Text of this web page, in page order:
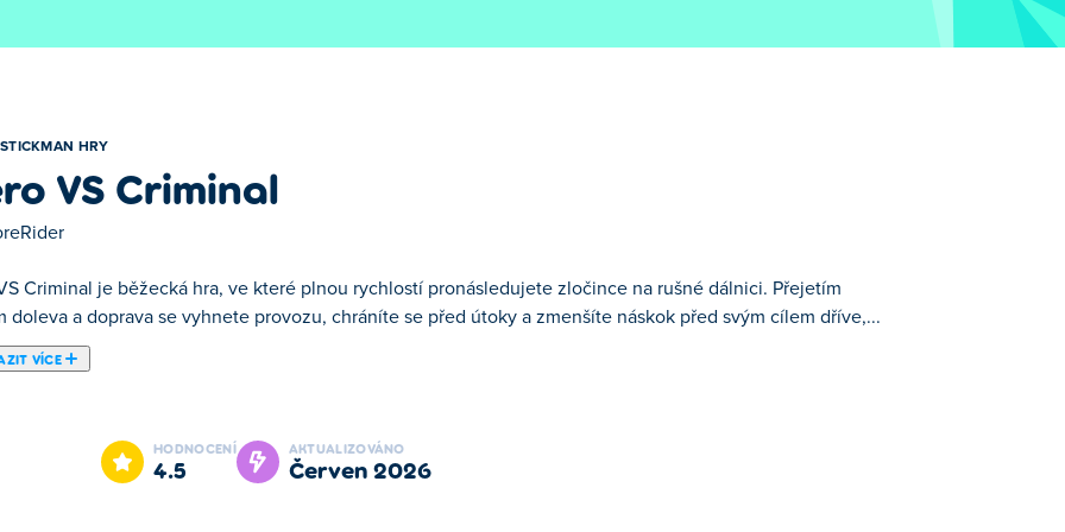
STICKMAN HRY
VS Criminal
Criminal je běžecká hra, ve které plnou rychlostí pronásledujete zločince na rušné dálnici. Přejetím
doleva a doprava se vyhnete provozu, chráníte se před útoky a zmenšíte náskok před svým cílem dříve,...
VÍCE
rychlostí pronásledujete zločince na rušné dálnici. Přejetím prstem doleva a doprava se vyhnete
při tom skvěle. Zločinci se sami nechytí – jděte po nich!
HODNOCENÍ
4.5
AKTUALIZOVÁNO
červen 2026